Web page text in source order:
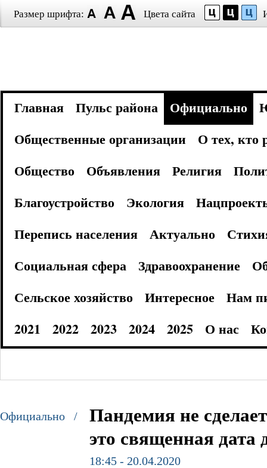
Размер шрифта: Цвета сайта
Главная Пульс района Официально
Общественные организации
О тех, кто
Общество
Объявления Религия
Благоустройство
Экология
Перепись населения
Актуально
Социальная сфера
Здравоохранение
Сельское хозяйство
Интересное
Нам
2021
2022 2023 2024 2025 О нас
Официально /
Пандемия не
это священная дата
18:45 - 20.04.2020